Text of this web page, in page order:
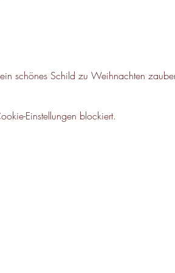
schönes Schild zu Weihnachten
Einstellungen blockiert.